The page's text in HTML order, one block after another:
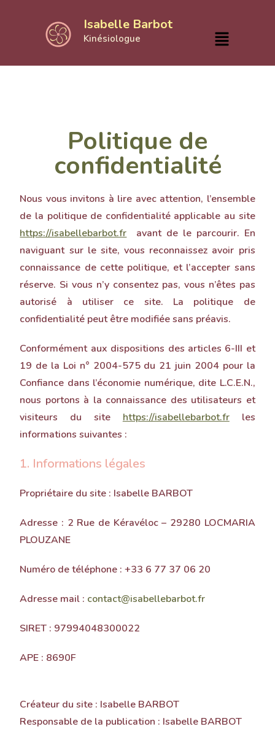
Isabelle Barbot
Kinésiologue
Politique de
confidentialité
Nous vous invitons à lire avec attention, l’ensemble
de la politique de confidentialité applicable au site
https://isabellebarbot.fr
avant de le parcourir. En
naviguant sur le site, vous reconnaissez avoir pris
connaissance de cette politique, et l’accepter sans
réserve. Si vous n’y consentez pas, vous n’êtes pas
autorisé à utiliser ce site. La politique de
confidentialité peut être modifiée sans préavis.
Conformément aux dispositions des articles 6-III et
19 de la Loi n° 2004-575 du 21 juin 2004 pour la
Confiance dans l’économie numérique, dite L.C.E.N.,
nous portons à la connaissance des utilisateurs et
visiteurs du site https://isabellebarbot.frles
informations suivantes :
1. Informations légales
Propriétaire du site : Isabelle BARBOT
Adresse : 2 Rue de Kéravéloc – 29280 LOCMARIA
PLOUZANE
Numéro de téléphone : +33 6 77 37 06 20
Adresse mail : contact@isabellebarbot.fr
SIRET : 97994048300022
APE : 8690F
Créateur du site : Isabelle BARBOT
Responsable de la publication : Isabelle BARBOT